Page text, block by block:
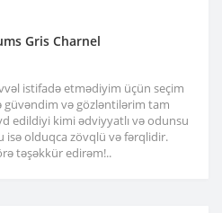
Gris Charnel
istifadə etmədiyim üçün seçim
güvəndim və gözləntilərim tam
edildiyi kimi ədviyyatlı və odunsu
isə olduqca zövqlü və fərqlidir.
təşəkkür edirəm!..